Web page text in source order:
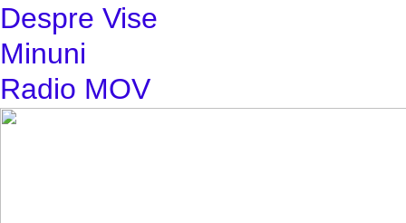
Despre Vise
Minuni
Radio MOV